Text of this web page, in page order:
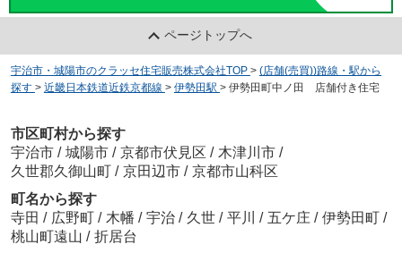
ページトップへ
宇治市・城陽市のクラッセ住宅販売株式会社TOP > (店舗(売買))路線・駅から
探す > 近畿日本鉄道近鉄京都線 > 伊勢田駅 > 伊勢田町中ノ田 店舗付き住宅
市区町村から探す
宇治市 / 城陽市 / 京都市伏見区 / 木津川市 /
久世郡久御山町 / 京田辺市 / 京都市山科区
町名から探す
寺田 / 広野町 / 木幡 / 宇治 / 久世 / 平川 / 五ケ庄 / 伊勢田町 /
桃山町遠山 / 折居台